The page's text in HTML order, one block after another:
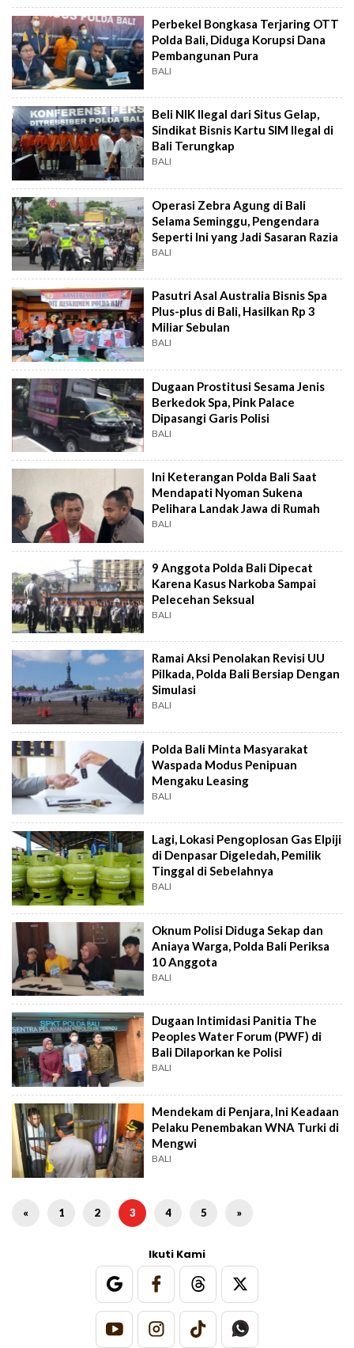
Perbekel Bongkasa Terjaring OTT
Polda Bali, Diduga Korupsi Dana
Pembangunan Pura
BALI
Beli NIK Ilegal dari Situs Gelap,
Sindikat Bisnis Kartu SIM Ilegal di
Bali Terungkap
BALI
Operasi Zebra Agung di Bali
Selama Seminggu, Pengendara
Seperti Ini yang Jadi Sasaran Razia
BALI
Pasutri Asal Australia Bisnis Spa
Plus-plus di Bali, Hasilkan Rp 3
Miliar Sebulan
BALI
Dugaan Prostitusi Sesama Jenis
Berkedok Spa, Pink Palace
Dipasangi Garis Polisi
BALI
Ini Keterangan Polda Bali Saat
Mendapati Nyoman Sukena
Pelihara Landak Jawa di Rumah
BALI
9 Anggota Polda Bali Dipecat
Karena Kasus Narkoba Sampai
Pelecehan Seksual
BALI
Ramai Aksi Penolakan Revisi UU
Pilkada, Polda Bali Bersiap Dengan
Simulasi
BALI
Polda Bali Minta Masyarakat
Waspada Modus Penipuan
Mengaku Leasing
BALI
Lagi, Lokasi Pengoplosan Gas Elpiji
di Denpasar Digeledah, Pemilik
Tinggal di Sebelahnya
BALI
Oknum Polisi Diduga Sekap dan
Aniaya Warga, Polda Bali Periksa
10 Anggota
BALI
Dugaan Intimidasi Panitia The
Peoples Water Forum (PWF) di
Bali Dilaporkan ke Polisi
BALI
Mendekam di Penjara, Ini Keadaan
Pelaku Penembakan WNA Turki di
Mengwi
BALI
« 1 2 3 4 5 »
Ikuti Kami